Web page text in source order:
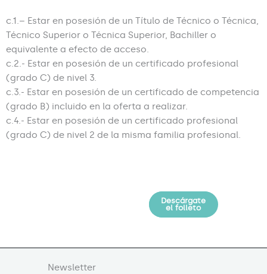
c.1.– Estar en posesión de un Título de Técnico o Técnica,
Técnico Superior o Técnica Superior, Bachiller o
equivalente a efecto de acceso.
c.2.- Estar en posesión de un certificado profesional
(grado C) de nivel 3.
c.3.- Estar en posesión de un certificado de competencia
(grado B) incluido en la oferta a realizar.
c.4.- Estar en posesión de un certificado profesional
(grado C) de nivel 2 de la misma familia profesional.
Solicita
información
Descárgate
el folleto
Newsletter